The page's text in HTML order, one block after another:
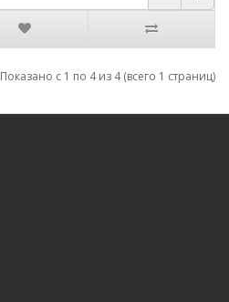
Показано с 1 по 4 из 4 (всего 1 страниц)